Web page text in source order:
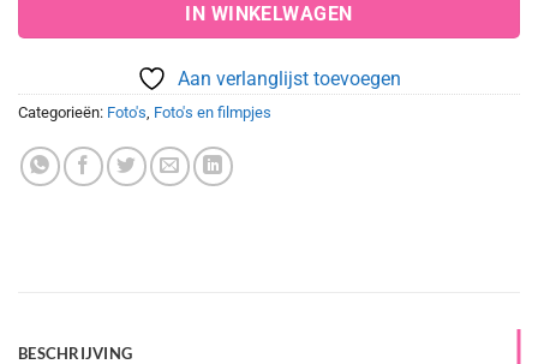
IN WINKELWAGEN
Aan verlanglijst toevoegen
Categorieën: Foto's, Foto's en filmpjes
BESCHRIJVING